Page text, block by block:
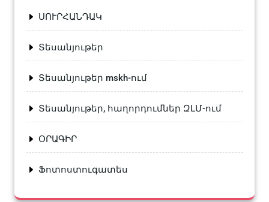
ՍՈՒՐՀԱՆԴԱԿ
Տեսանյութեր
Տեսանյութեր mskh-ում
Տեսանյութեր, հաղորդումներ ԶԼՄ-ում
ՕՐԱԳԻՐ
Ֆոտոստուգատես